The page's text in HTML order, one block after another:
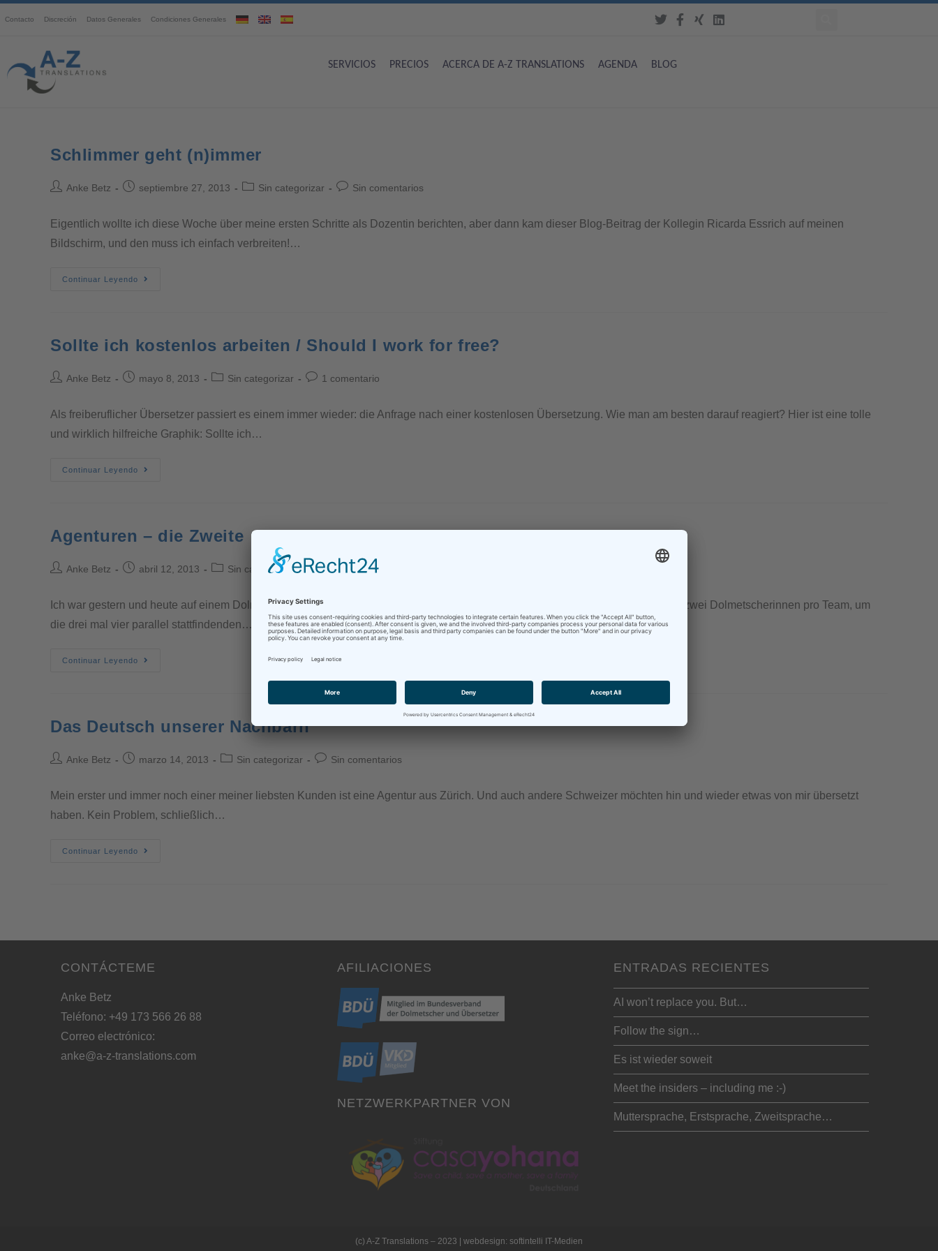
Contacto Discreción Datos Generales Condiciones Generales
SERVICIOS PRECIOS ACERCA DE A-Z TRANSLATIONS AGENDA BLOG
Schlimmer geht (n)immer
Anke Betz septiembre 27, 2013 Sin categorizar Sin comentarios
Eigentlich wollte ich diese Woche über meine ersten Schritte als Dozentin berichten, aber dann kam dieser Blog-Beitrag der Kollegin Ricarda Essrich auf meinen
Bildschirm, und den muss ich einfach verbreiten!…
Continuar Leyendo
Sollte ich kostenlos arbeiten / Should I work for free?
Anke Betz mayo 8, 2013 Sin categorizar 1 comentario
Als freiberuflicher Übersetzer passiert es einem immer wieder: die Anfrage nach einer kostenlosen Übersetzung. Wie man am besten darauf reagiert? Hier ist eine tolle
und wirklich hilfreiche Graphik: Sollte ich…
Continuar Leyendo
Agenturen – die Zweite
Anke Betz abril 12, 2013 Sin categorizar Sin comentarios
Ich war gestern und heute auf einem Dolmetscheinsatz in Nürnberg für eine internationale Konferenz. Wir waren zu acht, jeweils zwei Dolmetscherinnen pro Team, um
die drei mal vier parallel stattfindenden…
Continuar Leyendo
Das Deutsch unserer Nachbarn
Anke Betz marzo 14, 2013 Sin categorizar Sin comentarios
Mein erster und immer noch einer meiner liebsten Kunden ist eine Agentur aus Zürich. Und auch andere Schweizer möchten hin und wieder etwas von mir übersetzt
haben. Kein Problem, schließlich…
Continuar Leyendo
CONTÁCTEME
Anke Betz
Teléfono: +49 173 566 26 88
Correo electrónico:
anke@a-z-translations.com
AFILIACIONES
NETZWERKPARTNER VON
ENTRADAS RECIENTES
AI won’t replace you. But…
Follow the sign…
Es ist wieder soweit
Meet the insiders – including me :-)
Muttersprache, Erstsprache, Zweitsprache…
(c) A-Z Translations – 2023 | webdesign: softintelli IT-Medien